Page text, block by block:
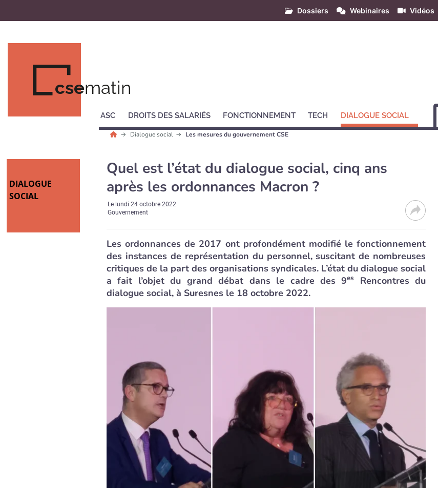
Dossiers Webinaires Vidéos
csematin
ASC DROITS DES SALARIÉS FONCTIONNEMENT TECH DIALOGUE SOCIAL
Dialogue social Les mesures du gouvernement CSE
DIALOGUE
SOCIAL
Quel est l’état du dialogue social, cinq ans
après les ordonnances Macron ?
Le lundi 24 octobre 2022
Gouvernement
Les ordonnances de 2017 ont profondément modifié le fonctionnement
des instances de représentation du personnel, suscitant de nombreuses
critiques de la part des organisations syndicales. L’état du dialogue social
a fait l’objet du grand débat dans le cadre des 9es
Rencontres du
dialogue social, à Suresnes le 18 octobre 2022.